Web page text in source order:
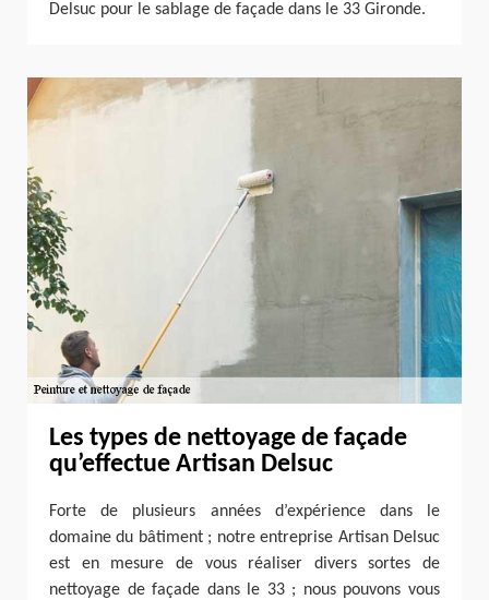
Delsuc pour le sablage de façade dans le 33 Gironde.
Les types de nettoyage de façade
qu’effectue Artisan Delsuc
Forte de plusieurs années d’expérience dans le
domaine du bâtiment ; notre entreprise Artisan Delsuc
est en mesure de vous réaliser divers sortes de
nettoyage de façade dans le 33 ; nous pouvons vous